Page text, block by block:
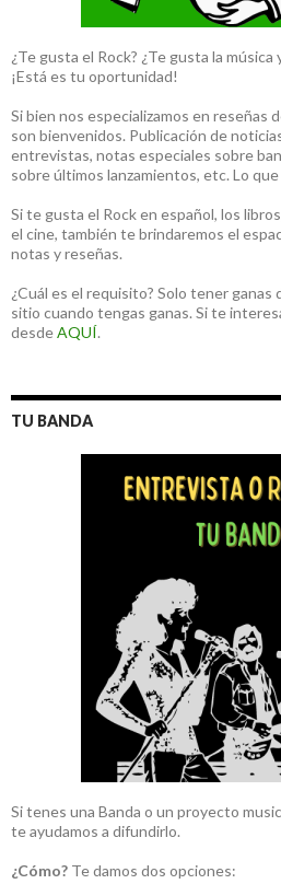
¿Te gusta el Rock? ¿Te gusta la
¡Está es tu oportunidad!
Si bien nos especializamos en reseñas
son bienvenidos. Publicación de
entrevistas, notas especiales sobre
sobre últimos lanzamientos, etc. Lo
Si te gusta el Rock en español, los
el cine, también te brindaremos el
notas y reseñas.
¿Cuál es el requisito? Solo tener ganas
sitio cuando tengas ganas. Si te
desdeAQUÍ.
TU BANDA
Si tenes una Banda o un proyecto
te ayudamos a difundirlo.
¿Cómo? Te damos dos opciones: